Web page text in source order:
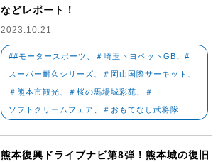
などレポート！
2023.10.21
##モータースポーツ、＃埼玉トヨペットGB、#
スーパー耐久シリーズ、＃岡山国際サーキット、
＃熊本市観光、＃桜の馬場城彩苑、＃
ソフトクリームフェア、＃おもてなし武将隊
熊本復興ドライブナビ第8弾！熊本城の復旧